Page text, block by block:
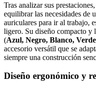
Tras analizar sus
equilibrar las necesidades de
auriculares para ir al trabajo,
ligero. Su diseño compacto y
(Azul, Negro, Blanco,
accesorio versátil que se
siempre una construcción
Diseño ergonómico y